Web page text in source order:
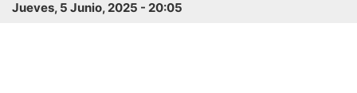
Jueves, 5 Junio, 2025 - 20:05